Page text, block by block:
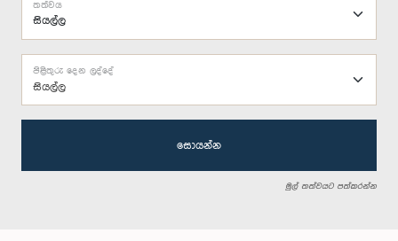
තත්වය
සියල්ල
පිළිතුරු දෙන ලද්දේ
සොයන්න
මුල් තත්වයට පත්කරන්න